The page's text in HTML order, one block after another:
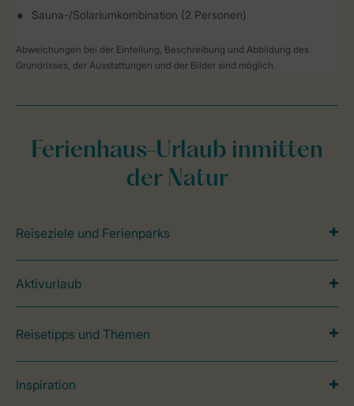
Sauna-/Solariumkombination (2 Personen)
Abweichungen bei der Einteilung, Beschreibung und Abbildung des
Grundrisses, der Ausstattungen und der Bilder sind möglich.
Ferienhaus-Urlaub inmitten
der Natur
Reiseziele und Ferienparks
Aktivurlaub
Reisetipps und Themen
Inspiration